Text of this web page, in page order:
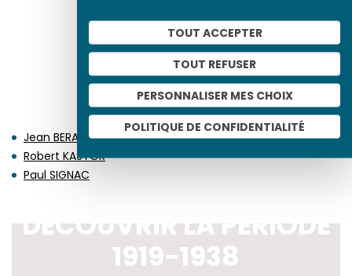
TOUT ACCEPTER
TOUT REFUSER
PERSONNALISER MES CHOIX
POLITIQUE DE CONFIDENTIALITÉ
DÉCÈS EN 1935
Jean BERAUD
Robert KASTOR
Paul SIGNAC
DÉCOUVRIR LA PÉRIODE
1919-1938